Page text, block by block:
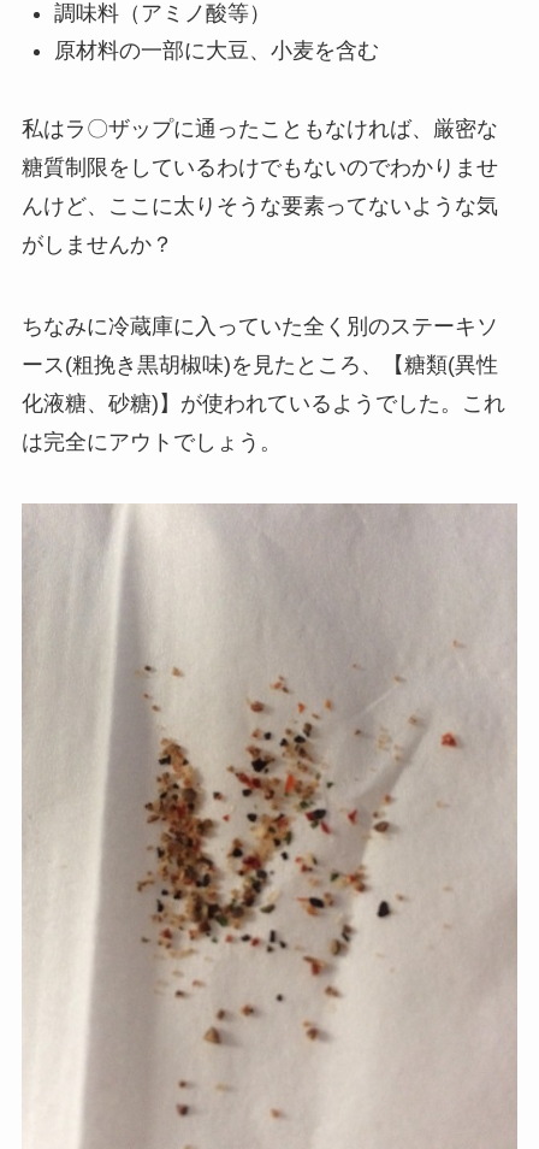
調味料（アミノ酸等）
原材料の一部に大豆、小麦を含む
私はラ〇ザップに通ったこともなければ、厳密な
糖質制限をしているわけでもないのでわかりませ
んけど、ここに太りそうな要素ってないような気
がしませんか？
ちなみに冷蔵庫に入っていた全く別のステーキソ
ース(粗挽き黒胡椒味)を見たところ、【糖類(異性
化液糖、砂糖)】が使われているようでした。これ
は完全にアウトでしょう。